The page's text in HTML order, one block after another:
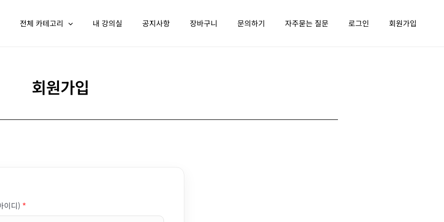
전체 카테고리 내 강의실 공지사항 장바구니 문의하기 자주묻는 질문 로그인 회원가입
회원가입
이디) *